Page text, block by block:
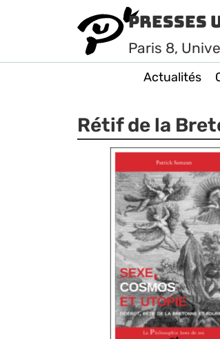
Presses
Paris 8,
Actualités
Rétif de la